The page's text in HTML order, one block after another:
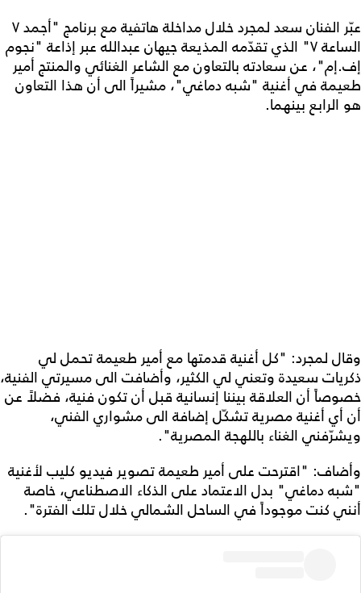
عبّر الفنان سعد لمجرد خلال مداخلة هاتفية مع برنامج "أجمد ٧
الساعة ٧" الذي تقدّمه المذيعة جيهان عبدالله عبر إذاعة "نجوم
إف.إم"، عن سعادته بالتعاون مع الشاعر الغنائي والمنتج أمير
طعيمة في أغنية "شبه دماغي"، مشيراً الى أن هذا التعاون
هو الرابع بينهما.
وقال لمجرد: "كل أغنية قدمتها مع أمير طعيمة تحمل لي
ذكريات سعيدة وتعني لي الكثير، وأضافت الى مسيرتي الفنية،
خصوصاً أن العلاقة بيننا إنسانية قبل أن تكون فنية، فضلاً عن
أن أي أغنية مصرية تشكّل إضافة الى مشواري الفني،
ويشرّفني الغناء باللهجة المصرية".
وأضاف: "اقترحت على أمير طعيمة تصوير فيديو كليب لأغنية
"شبه دماغي" بدل الاعتماد على الذكاء الاصطناعي، خاصة
أنني كنت موجوداً في الساحل الشمالي خلال تلك الفترة".